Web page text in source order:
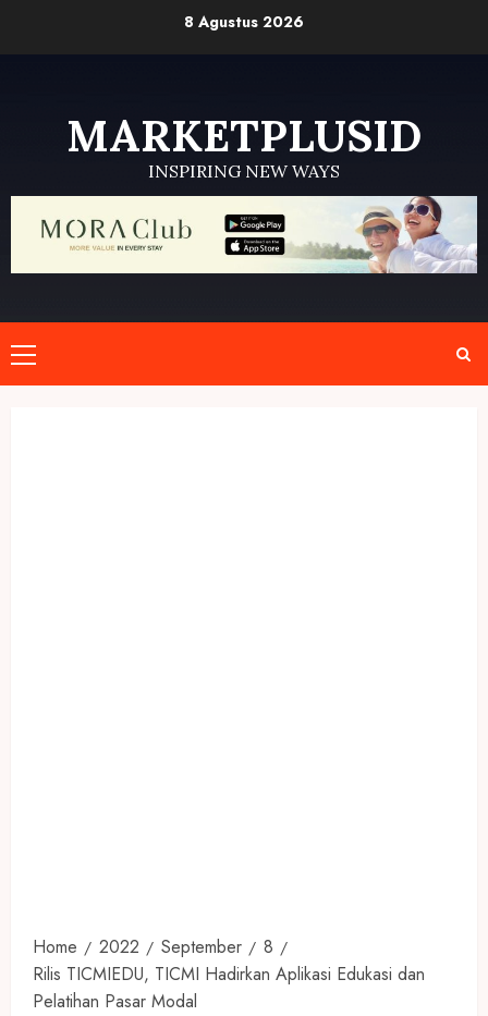
8 Agustus 2026
MARKETPLUSID
INSPIRING NEW WAYS
Primary
Menu
Home 2022 September
8
Rilis TICMIEDU, TICMI Hadirkan Aplikasi Edukasi dan
Pelatihan Pasar Modal